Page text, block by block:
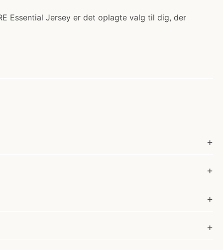
Essential Jersey er det oplagte valg til dig, der